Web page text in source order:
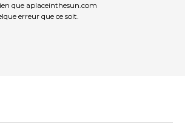
que aplaceinthesun.com
erreur que ce soit.